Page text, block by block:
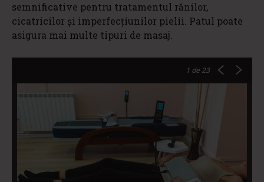
semnificative pentru tratamentul rănilor,
cicatricilor și imperfecțiunilor pielii. Patul poate
asigura mai multe tipuri de masaj.
1 de 23